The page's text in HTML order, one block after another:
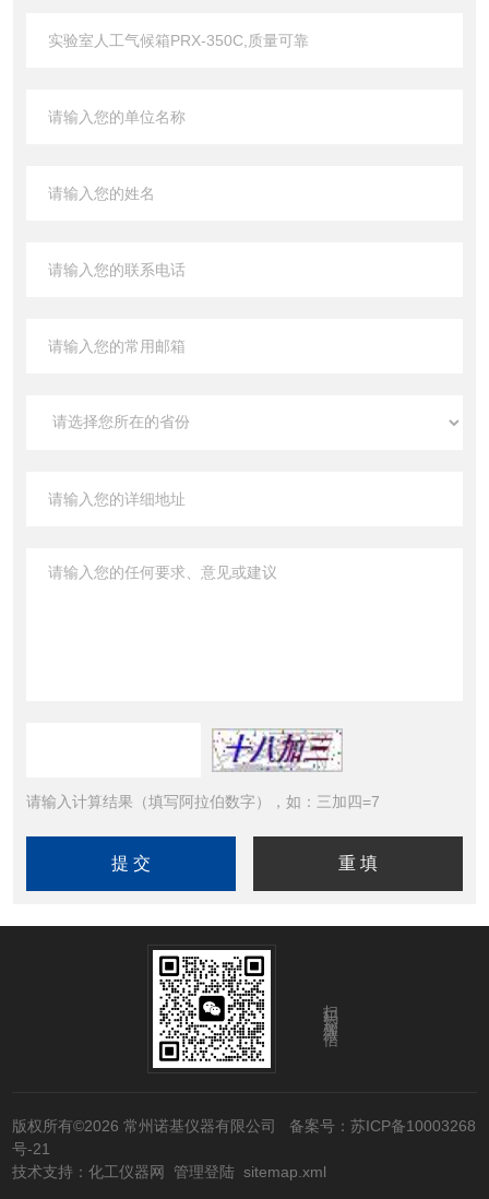
请输入计算结果（填写阿拉伯数字），如：三加四=7
扫码添加微信
版权所有©2026 常州诺基仪器有限公司 备案号：苏ICP备10003268
号-21
技术支持：化工仪器网 管理登陆 sitemap.xml